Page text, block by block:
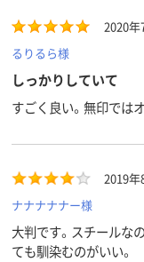
2020年
るりるら様
しっかりしていて
すごく良い。無印では
2019年
ナナナナナー様
大判です。スチールな
ても馴染むのがいい。